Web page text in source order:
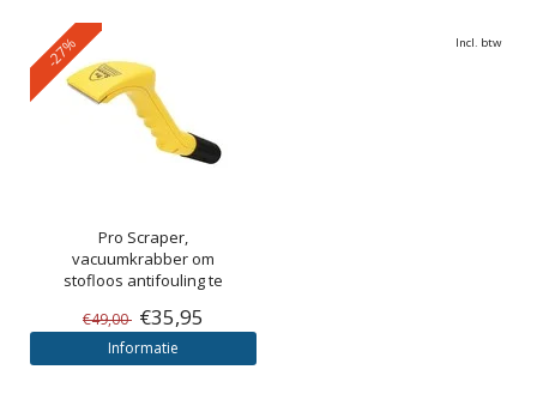
-27%
Pro Scraper,
vacuumkrabber om
stofloos antifouling te
€49,00 €35,95
Informatie
Incl. btw